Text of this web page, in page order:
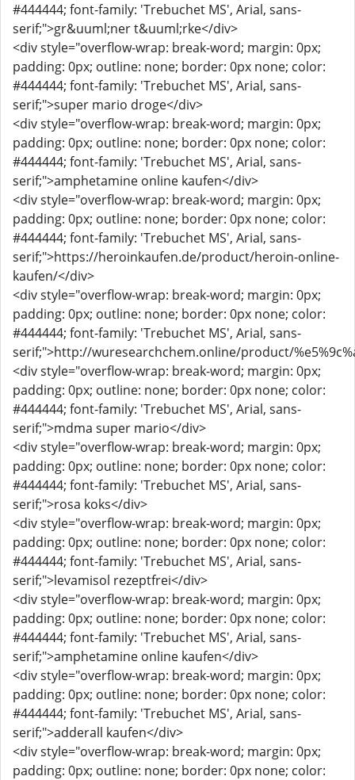
#444444; font-family: 'Trebuchet MS', Arial, sans-
serif;">gr&uuml;ner t&uuml;rke</div>
<div style="overflow-wrap: break-word; margin: 0px;
padding: 0px; outline: none; border: 0px none; color:
#444444; font-family: 'Trebuchet MS', Arial, sans-
serif;">super mario droge</div>
<div style="overflow-wrap: break-word; margin: 0px;
padding: 0px; outline: none; border: 0px none; color:
#444444; font-family: 'Trebuchet MS', Arial, sans-
serif;">amphetamine online kaufen</div>
<div style="overflow-wrap: break-word; margin: 0px;
padding: 0px; outline: none; border: 0px none; color:
#444444; font-family: 'Trebuchet MS', Arial, sans-
serif;">https://heroinkaufen.de/product/heroin-online-
kaufen/</div>
<div style="overflow-wrap: break-word; margin: 0px;
padding: 0px; outline: none; border: 0px none; color:
#444444; font-family: 'Trebuchet MS', Arial, sans-
serif;">http://wuresearchchem.online/product/
<div style="overflow-wrap: break-word; margin: 0px;
padding: 0px; outline: none; border: 0px none; color:
#444444; font-family: 'Trebuchet MS', Arial, sans-
serif;">mdma super mario</div>
<div style="overflow-wrap: break-word; margin: 0px;
padding: 0px; outline: none; border: 0px none; color:
#444444; font-family: 'Trebuchet MS', Arial, sans-
serif;">rosa koks</div>
<div style="overflow-wrap: break-word; margin: 0px;
padding: 0px; outline: none; border: 0px none; color:
#444444; font-family: 'Trebuchet MS', Arial, sans-
serif;">levamisol rezeptfrei</div>
<div style="overflow-wrap: break-word; margin: 0px;
padding: 0px; outline: none; border: 0px none; color:
#444444; font-family: 'Trebuchet MS', Arial, sans-
serif;">amphetamine online kaufen</div>
<div style="overflow-wrap: break-word; margin: 0px;
padding: 0px; outline: none; border: 0px none; color:
#444444; font-family: 'Trebuchet MS', Arial, sans-
serif;">adderall kaufen</div>
<div style="overflow-wrap: break-word; margin: 0px;
padding: 0px; outline: none; border: 0px none; color: